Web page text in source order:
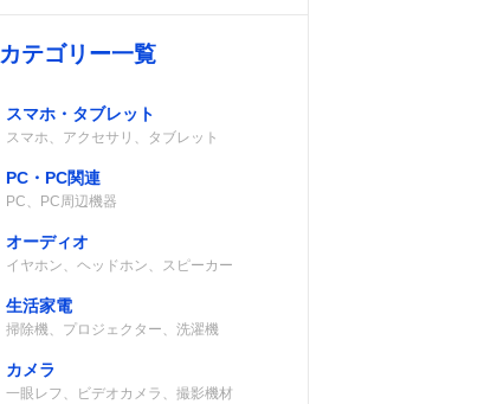
ソーラー満充電
時間
最大連続使用時
記載未確認
モード時）
カテゴリー一覧
スマホ・タブレット
スマホ、アクセサリ、タブレット
PC・PC関連
PC、PC周辺機器
オーディオ
イヤホン、ヘッドホン、スピーカー
生活家電
掃除機、プロジェクター、洗濯機
カメラ
一眼レフ、ビデオカメラ、撮影機材